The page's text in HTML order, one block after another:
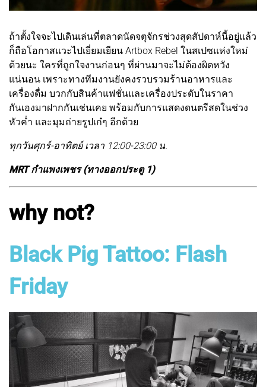
ถ้าตั้งใจจะไปเดินเล่นที่ตลาดนัดจตุจักรช่วงสุดสัปดาห์นี้อยู่แล้ว
ก็ถือโอกาสแวะไปเยี่ยมเยียน Artbox Rebel ในสเปซแห่งใหม่
ด้วยนะ ใครที่ถูกใจงานก่อนๆ ที่ผ่านมาจะไม่ต้องผิดหวัง
แน่นอน เพราะทางทีมงานยังคงรวบรวมร้านอาหารและ
เครื่องดื่ม บวกกับสินค้าแฟชั่นและเครื่องประดับในราคา
กันเองมาฝากกันเช่นเคย พร้อมกับการแสดงดนตรีสดในช่วง
หัวค่ำ และมุมถ่ายรูปเก๋ๆ อีกด้วย
ทุกวันศุกร์-อาทิตย์ เวลา 12:00-23:00 น.
MRT กำแพงเพชร (ทางออกประตู 1)
why not?
Black Pig Tattoo: Flash
Friday